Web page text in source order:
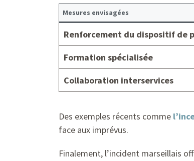
Mesures envisagées
Renforcement du dispositif de
Formation spécialisée
Collaboration interservices
Des exemples récents comme
face aux imprévus.
Finalement, l’incident marseillais